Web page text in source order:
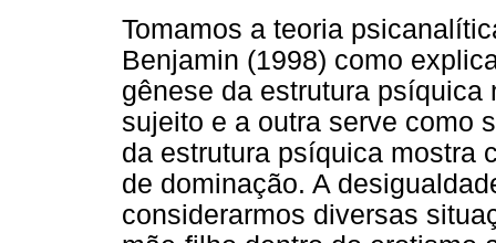
Tomamos a teoria
Benjamin (1998) como
gênese da estrutura
sujeito e a outra serve como
da estrutura psíquica mostra
de dominação. A
considerarmos diversas